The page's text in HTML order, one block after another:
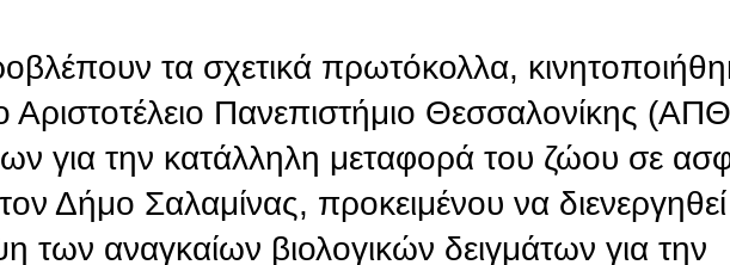
τα σχετικά πρωτόκολλα,
Αριστοτέλειο Πανεπιστήμιο Θεσσαλονίκης
για την κατάλληλη μεταφορά του ζώου σε
Δήμο Σαλαμίνας, προκειμένου να
των αναγκαίων βιολογικών δειγμάτων για την